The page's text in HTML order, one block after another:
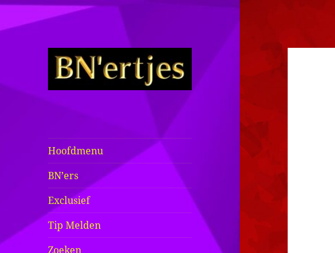
Sexy BN'ers /
Nederlanders
Half Naakt /
Bloot
Hoofdmenu
BN’ers
Exclusief
Tip Melden
Zoeken